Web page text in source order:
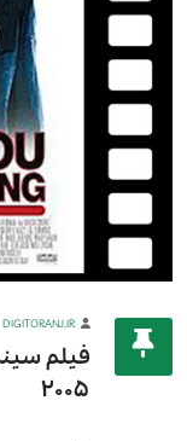
DIGITORANJ.IR
فیلم
2005